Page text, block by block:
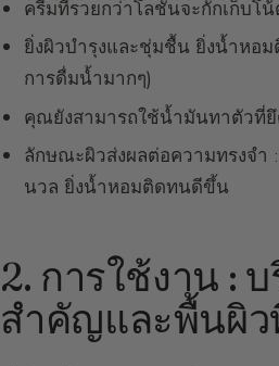
ครีมที่รวยกว่าโลชั่นจะกักเก็บโ
ยิ่งผิวบำรุงและชุ่มชื้น ยิ่งน้ำหอ
การดื่มน้ำมากๆ)
คุณยังสามารถใช้น้ำมันทาตัวที่
ลักษณะผิวส่งผลต่อความทรงจำ
นวล ยิ่งน้ำหอมติดทนดีขึ้น
2. การใช้งาน :
สำคัญและพื้นผิ